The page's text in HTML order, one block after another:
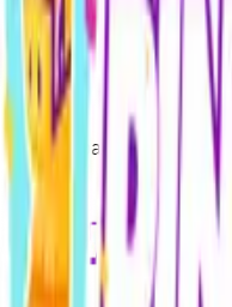
登录
Contact page - Coming